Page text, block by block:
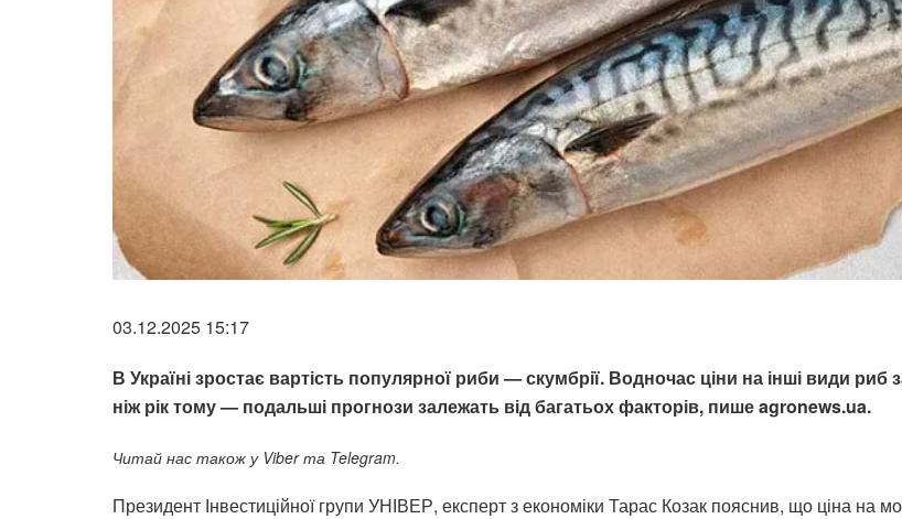
03.12.2025 15:17
В Україні зростає вартість популярної риби — скумбрії. Водночас ціни на інші види
ніж рік тому — подальші прогнози залежать від багатьох факторів, пише agronews.ua.
Читай нас також у Viber та Telegram.
Президент Інвестиційної групи УНІВЕР, експерт з економіки Тарас Козак пояснив, що ціна на